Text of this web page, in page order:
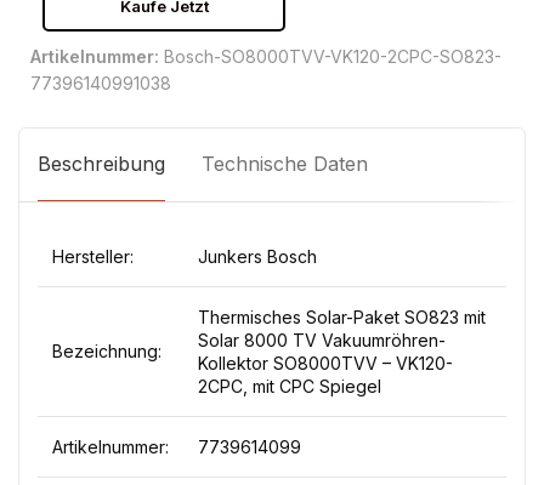
Kaufe Jetzt
Artikelnummer: Bosch-SO8000TVV-VK120-2CPC-SO823-
77396140991038
Beschreibung Technische Daten
Hersteller: Junkers Bosch
Bezeichnung:
Thermisches Solar-Paket SO823 mit
Solar 8000 TV Vakuumröhren-
Kollektor SO8000TVV – VK120-
2CPC, mit CPC Spiegel
Artikelnummer: 7739614099